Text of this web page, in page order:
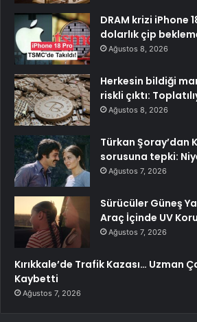
DRAM krizi iPhone
dolarlık çip
Ağustos 8, 2026
Herkesin bildiği
riskli çıktı:
Ağustos 8, 2026
Türkan Şoray’dan
sorusuna tepki:
Ağustos 7, 2026
Sürücüler Güneş
Araç İçinde UV
Ağustos 7, 2026
Kırıkkale’de Trafik Kazası… Uzman
Kaybetti
Ağustos 7, 2026